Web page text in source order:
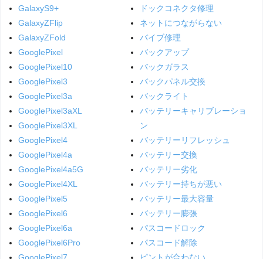
GalaxyS9+
GalaxyZFlip
GalaxyZFold
GooglePixel
GooglePixel10
GooglePixel3
GooglePixel3a
GooglePixel3aXL
GooglePixel3XL
GooglePixel4
GooglePixel4a
GooglePixel4a5G
GooglePixel4XL
GooglePixel5
GooglePixel6
GooglePixel6a
GooglePixel6Pro
GooglePixel7
ドックコネクタ修理
ネットにつながらない
バイブ修理
バックアップ
バックガラス
バックパネル交換
バックライト
バッテリーキャリブレーショ
ン
バッテリーリフレッシュ
バッテリー交換
バッテリー劣化
バッテリー持ちが悪い
バッテリー最大容量
バッテリー膨張
パスコードロック
パスコード解除
ピントが合わない